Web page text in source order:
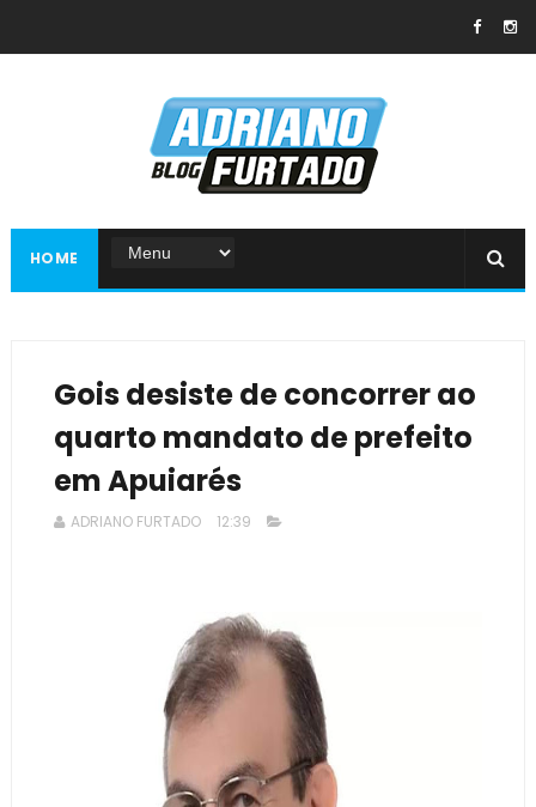
HOME
Gois desiste de concorrer ao
quarto mandato de prefeito
em Apuiarés
ADRIANO FURTADO 12:39